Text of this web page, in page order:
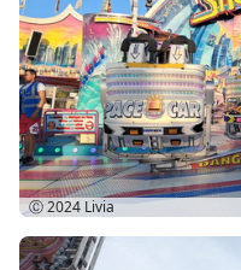
Ⓒ 2024 Livia